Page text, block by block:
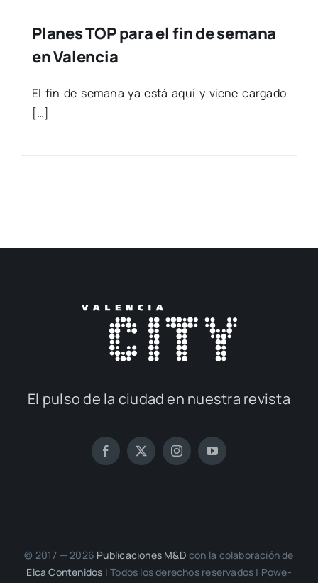
Planes TOP para el fin de semana
en Valencia
El fin de sema­na ya está aquí y vie­ne car­ga­do
[…]
El pul­so de la ciu­dad en nues­tra revis­ta
© 2017 — 2026 Publi­ca­cio­nes M&D con la cola­bo­ra­ción de
Elca Con­te­ni­dos | Todos los dere­chos reser­va­dos | Powe­